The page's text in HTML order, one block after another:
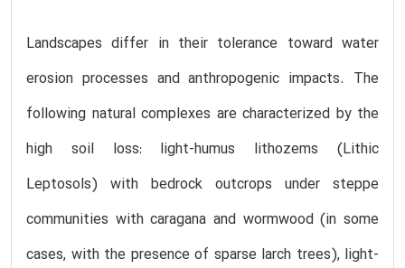
Landscapes differ in their tolerance toward water
erosion processes and anthropogenic impacts. The
following natural complexes are characterized by the
high soil loss: light-humus lithozems (Lithic
Leptosols) with bedrock outcrops under steppe
communities with caragana and wormwood (in some
cases, with the presence of sparse larch trees), light-